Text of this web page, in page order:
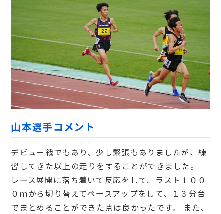
山本選手コメント
デビュー戦でもあり、少し緊張もありましたが、練
習してきた以上の走りをすることができました。
レース展開に落ち着いて反応をして、ラスト１００
０ｍから切り替えてペースアップをして、１３分台
でまとめることができた点は良かったです。 また、